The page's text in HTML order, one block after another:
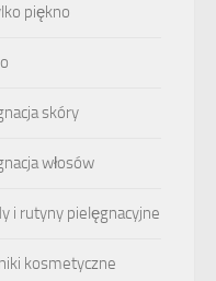
piękno
skóry
włosów
i rutyny pielęgnacyjne
kosmetyczne